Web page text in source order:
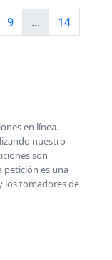
9 ...
14
en línea.
nuestro
son
petición es una
los tomadores de